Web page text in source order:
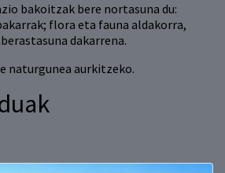
bakoitzak bere nortasuna du:
flora eta fauna aldakorra,
dakarrena.
naturgunea aurkitzeko.